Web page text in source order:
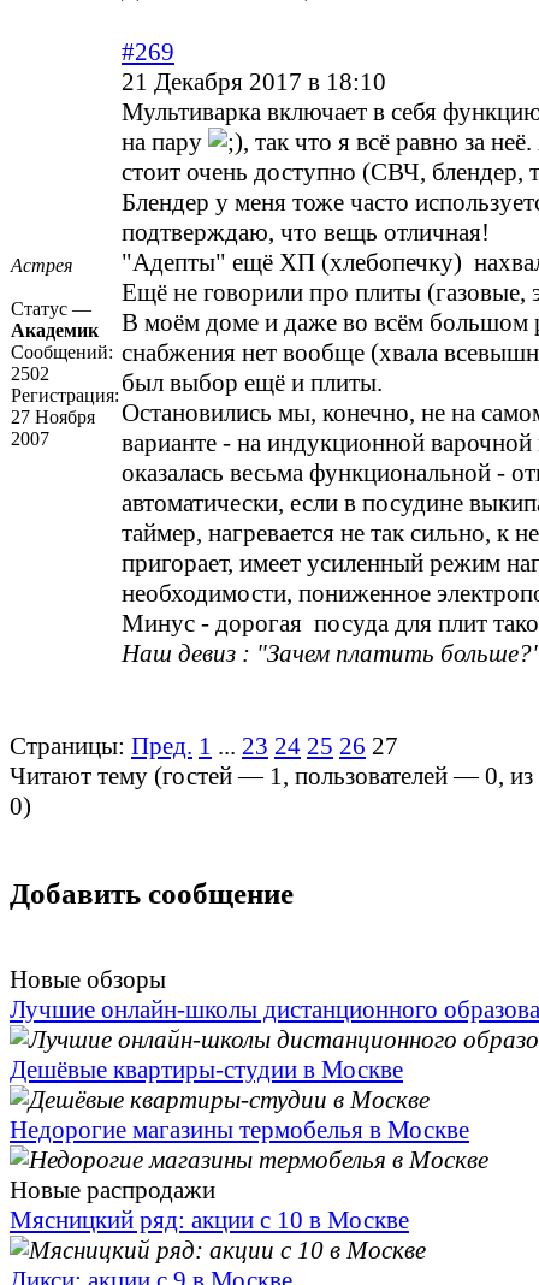
Астрея
Статус —
Академик
Сообщений:
2502
Регистрация:
27 Ноября
2007
#269
21 Декабря 2017 в 18:10
Мультиварка включает в себя
на пару
, так что я всё равно за
стоит очень доступно (СВЧ, блендер,
Блендер у меня тоже часто
подтверждаю, что вещь отличная!
"Адепты" ещё ХП (хлебопечку)
Ещё не говорили про плиты (газовые,
В моём доме и даже во всём большом
снабжения нет вообще (хвала
был выбор ещё и плиты.
Остановились мы, конечно, не на
варианте - на индукционной
оказалась весьма функциональной -
автоматически, если в посудине
таймер, нагревается не так сильно, к
пригорает, имеет усиленный режим
необходимости, пониженное
Минус - дорогая посуда для плит
Наш девиз : "Зачем платить
Страницы: Пред. 1 ... 23 24 25 26 27
Читают тему (гостей — 1, пользователей —0,
0)
Добавить сообщение
Новые обзоры
Лучшие онлайн-школы дистанционного
Дешёвые квартиры-студии в Москве
Недорогие магазины термобелья в Москве
Новые распродажи
Мясницкий ряд: акции с 10 в Москве